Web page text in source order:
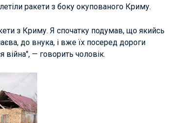
ракети з боку окупованого Криму.
з Криму. Я спочатку подумав, що якийсь
до внука, і вже їх посеред дороги
війна", — говорить чоловік.